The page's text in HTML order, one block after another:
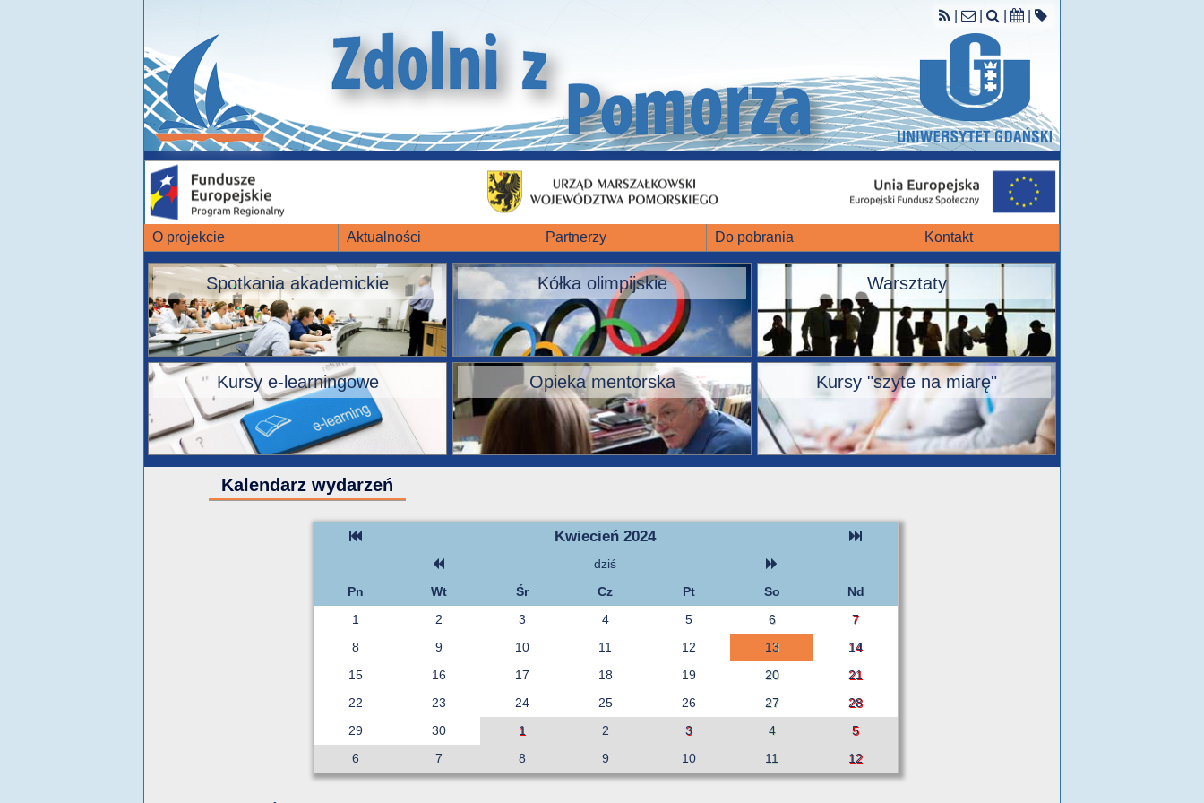
O projekcie Aktualności Partnerzy Do pobrania Kontakt
Spotkania akademickie Kółka olimpijskie Warsztaty
Kursy e-learningowe Opieka mentorska Kursy "szyte na miarę"
Kalendarz wydarzeń
Kwiecień 2024
dziś
Pn
Wt Śr Cz Pt So
Nd
1
2 3 4 5 6
7
8
9 10 11 12 13
14
15
16 17 18 19 20
21
22
23 24 25 26 27
28
29
30 1 2 3 4
5
6
7 8 9 10 11 12